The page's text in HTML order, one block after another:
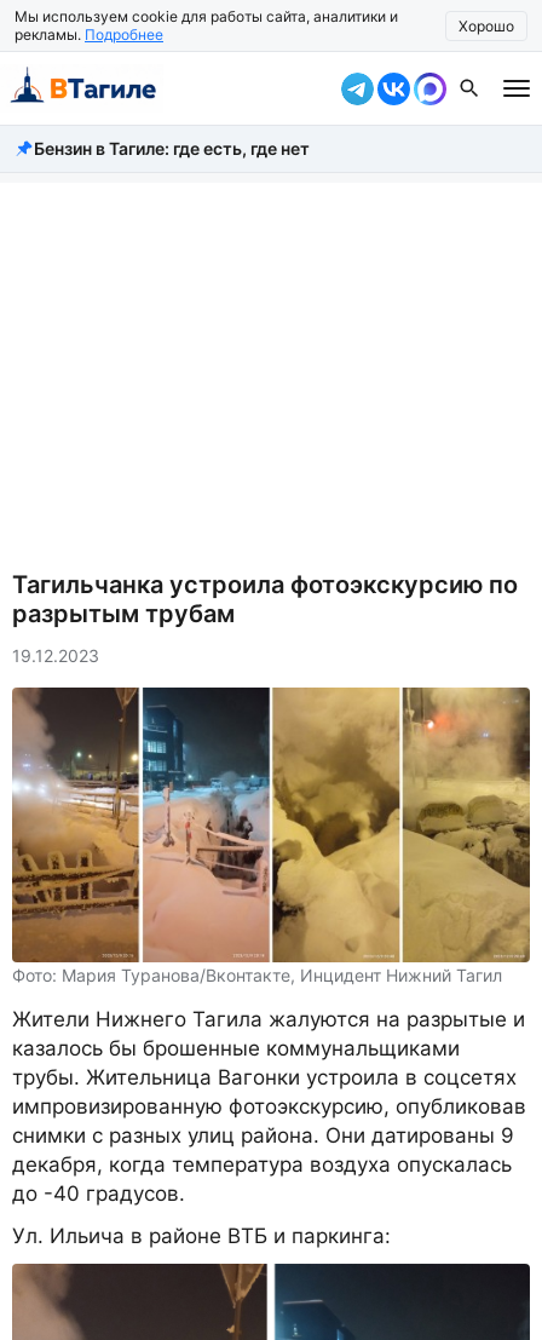
Мы используем cookie для работы сайта, аналитики и
рекламы. Подробнее Хорошо
Все новости
Бензин в Тагиле: где есть, где нет
Тагильчанка устроила фотоэкскурсию по
разрытым трубам
19.12.2023
Фото: Мария Туранова/Вконтакте, Инцидент Нижний Тагил
Жители Нижнего Тагила жалуются на разрытые и
казалось бы брошенные коммунальщиками
трубы. Жительница Вагонки устроила в соцсетях
импровизированную фотоэкскурсию, опубликовав
снимки с разных улиц района. Они датированы 9
декабря, когда температура воздуха опускалась
до -40 градусов.
Ул. Ильича в районе ВТБ и паркинга: